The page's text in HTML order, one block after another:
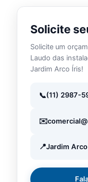
Solicite
Solicite um
Laudo das
Jardim Arco Íris!
(11) 2987-
Jardim